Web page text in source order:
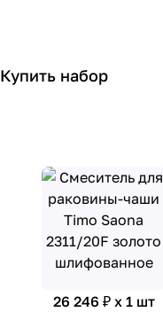
Купить набор
26 246 ₽ x 1 шт